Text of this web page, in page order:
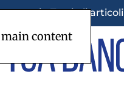
content
Tutti gli articoli